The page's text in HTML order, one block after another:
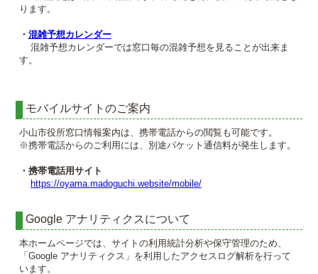
ります。
・ 混雑予想カレンダー
混雑予想カレンダーでは窓口毎の混雑予想を見ることが出来ま
す。
モバイルサイトのご案内
小山市役所窓口情報案内は、携帯電話からの閲覧も可能です。
※携帯電話からのご利用には、別途パケット通信料が発生します。
・携帯電話用サイト
https://oyama.madoguchi.website/mobile/
Google アナリティクスについて
本ホームページでは、サイトの利用統計分析や保守管理のため、
「Google アナリティクス」を利用したアクセスログ解析を行って
います。